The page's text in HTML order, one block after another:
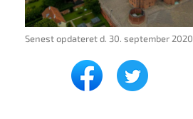
Senest opdateret d. 30. september 2020